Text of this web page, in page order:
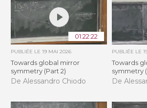
01:22:22
PUBLIÉE LE19 MAI 2026
Towards global mirror
symmetry (Part 2)
De Alessandro Chiodo
PUBLIÉE LE
Towards
symmetry
De